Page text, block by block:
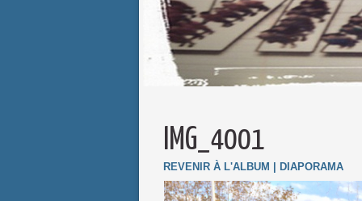
IMG_4001
REVENIR À L'ALBUM DIAPORAMA